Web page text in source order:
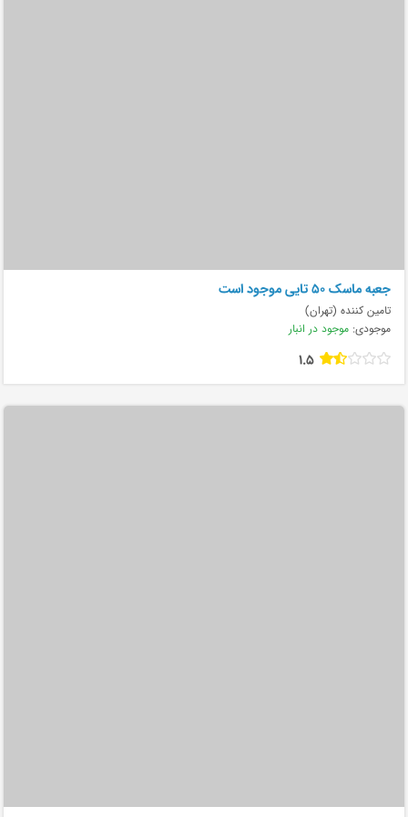
جعبه ماسک ۵۰ تایی موجود است
تامین کننده (تهران)
موجودی: موجود در انبار
1.5